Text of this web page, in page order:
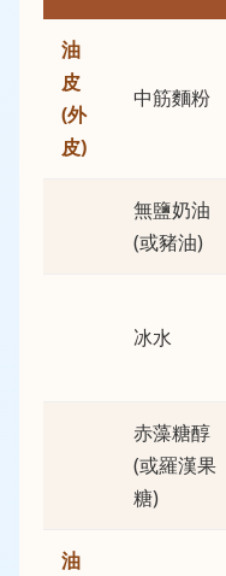
油
皮
(外
皮)
中筋麵粉
無鹽奶油
(或豬油)
冰水
赤藻糖醇
(或羅漢果
糖)
油